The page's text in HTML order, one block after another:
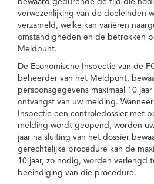
bewaard gedurende de tijd die
verwezenlijking van de doeleinden
verzameld, welke kan variëren
omstandigheden en de betrokken
Meldpunt.
De Economische Inspectie van de
beheerder van het Meldpunt,
persoonsgegevens maximaal 10
ontvangst van uw melding.
Inspectie een controledossier met
melding wordt geopend, worden
jaar na sluiting van het dossier
gerechtelijke procedure kan de
10 jaar, zo nodig, worden verlengd
beëindiging van die procedure.